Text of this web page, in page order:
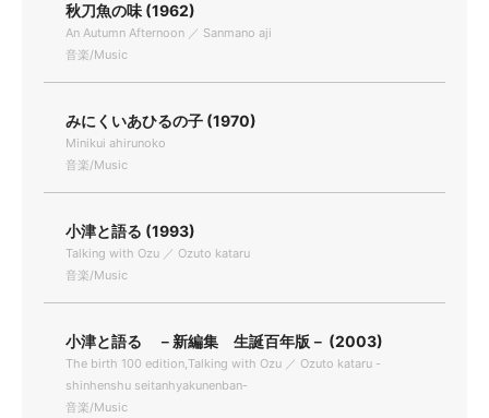
秋刀魚の味 (1962)
An Autumn Afternoon ／ Sanmano aji
音楽/Music
みにくいあひるの子 (1970)
Minikui ahirunoko
音楽/Music
小津と語る (1993)
Talking with Ozu ／ Ozuto kataru
音楽/Music
小津と語る －新編集 生誕百年版－ (2003)
The birth 100 edition,Talking with Ozu ／ Ozuto kataru -
shinhenshu seitanhyakunenban-
音楽/Music